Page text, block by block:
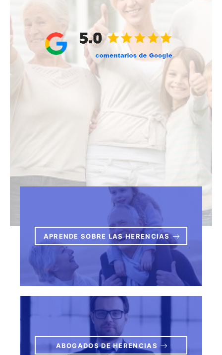
APRENDE SOBRE LAS HERENCIAS
ABOGADOS DE HERENCIAS